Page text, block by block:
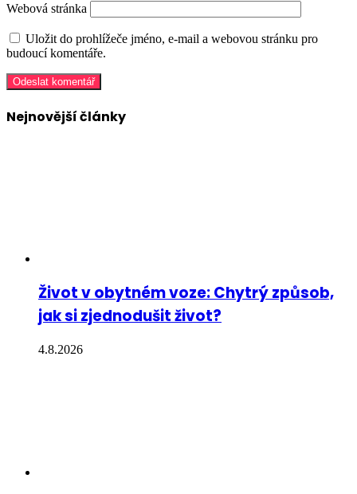
Webová stránka
Uložit do prohlížeče jméno, e-mail a webovou stránku pro
budoucí komentáře.
Nejnovější články
Život v obytném voze: Chytrý způsob,
jak si zjednodušit život?
4.8.2026